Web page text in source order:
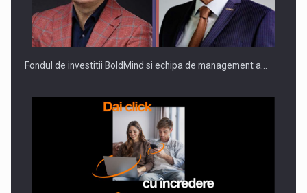
Fondul de investitii BoldMind si echipa de management a…